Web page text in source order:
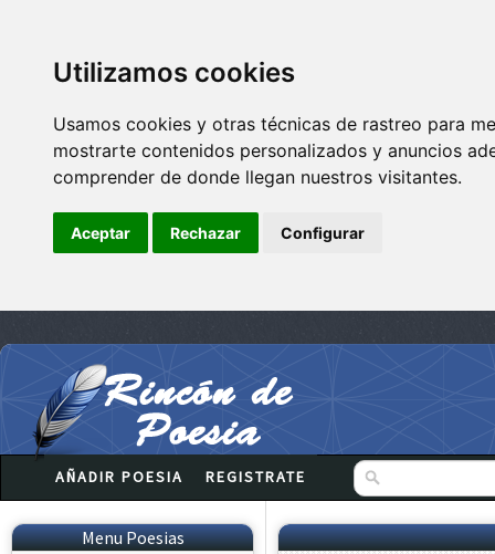
Utilizamos cookies
Usamos cookies y otras técnicas de rastreo para
mostrarte contenidos personalizados y anuncios
comprender de donde llegan nuestros visitantes.
Aceptar Rechazar Configurar
AÑADIR POESIA REGISTRATE
Menu Poesias